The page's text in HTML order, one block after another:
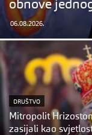
obnove
06.08.2026.
DRUŠTVO
Mitropolit
zasijali kao